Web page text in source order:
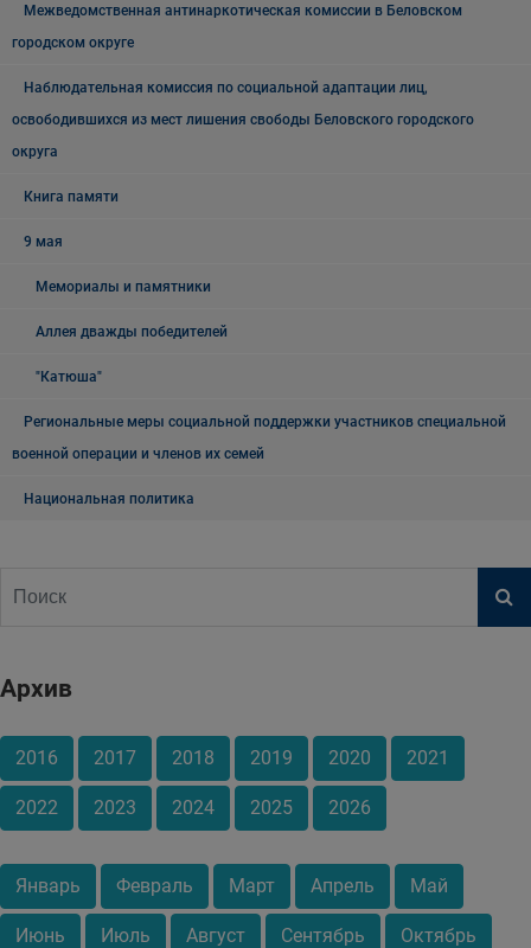
Межведомственная антинаркотическая комиссии в Беловском
городском округе
Наблюдательная комиссия по социальной адаптации лиц,
освободившихся из мест лишения свободы Беловского городского
округа
Книга памяти
9 мая
Мемориалы и памятники
Аллея дважды победителей
"Катюша"
Региональные меры социальной поддержки участников специальной
военной операции и членов их семей
Национальная политика
Архив
2016 2017 2018 2019 2020 2021
2022 2023 2024 2025 2026
Январь Февраль Март Апрель Май
Июнь Июль Август Сентябрь Октябрь